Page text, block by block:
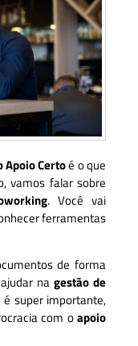
Apoio Certoé o que
vamos falar sobre
. Você vai
ferramentas
de forma
na gestão de
é super importante,
com oapoio